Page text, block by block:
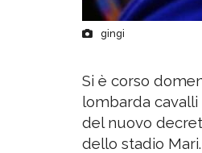
gingi
Si è corso
lombarda
del nuovo
dello stadio